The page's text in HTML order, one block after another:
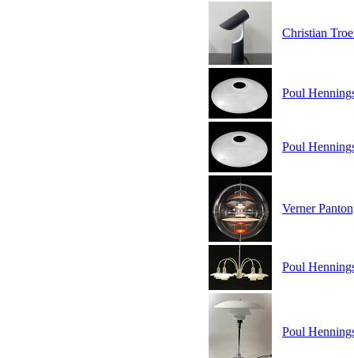
Christian
Poul
Poul
Verner
Poul
Poul